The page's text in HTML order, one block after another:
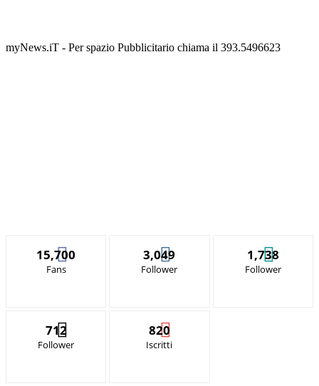
myNews.iT - Per spazio Pubblicitario chiama il 393.5496623
15,700
Fans
3,049
Follower
1,738
Follower
712
Follower
820
Iscritti